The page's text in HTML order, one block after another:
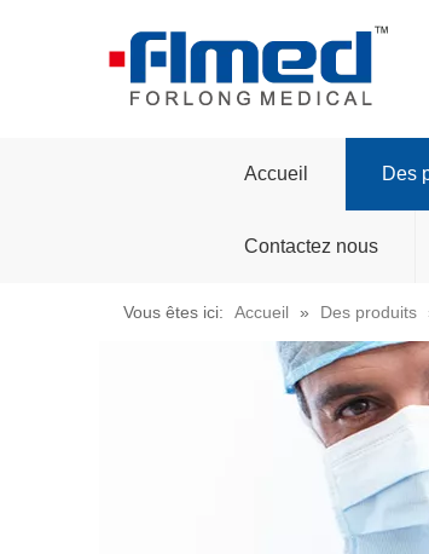
Accueil Des
Contactez nous
Vous êtes ici: Accueil » Des produits